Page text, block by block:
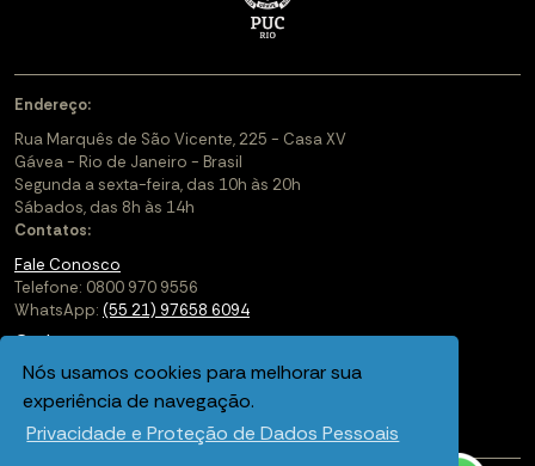
Nós usamos cookies para melhorar sua
experiência de navegação.
Privacidade e Proteção de Dados Pessoais
Endereço:
Rua Marquês de São Vicente, 225 - Casa XV
Gávea - Rio de Janeiro - Brasil
Segunda a sexta-feira, das 10h às 20h
Sábados, das 8h às 14h
Contatos:
Fale Conosco
Telefone: 0800 970 9556
WhatsApp: (55 21) 97658 6094
Cadastre-se
Soluções Corporativas
Saiba mais sobre a PUC-Rio Digital